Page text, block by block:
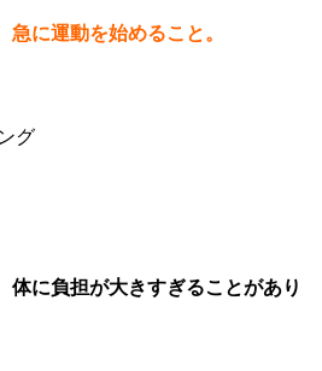
急に運動を始めること。
グ
体に負担が大きすぎることがあり